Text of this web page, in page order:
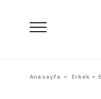
Anasayfa Erkek